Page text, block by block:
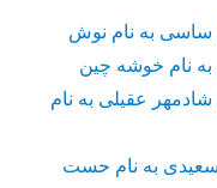
ساسی به نام نوش
به نام خوشه چین
شادمهر عقیلی به نام
سعیدی به نام حست